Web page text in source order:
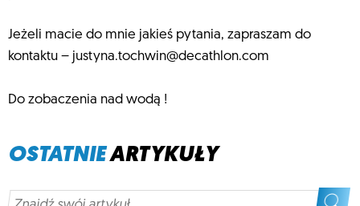
Jeżeli macie do mnie jakieś pytania, zapraszam do
kontaktu – justyna.tochwin@decathlon.com
Do zobaczenia nad wodą !
OSTATNIEARTYKUŁY